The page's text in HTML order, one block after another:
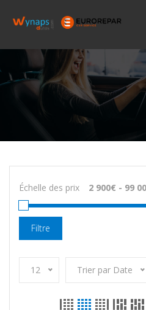
Échelle des prix
Filtre
12 Trier par Date